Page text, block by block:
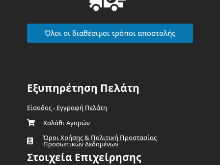
Όλοι οι διαθέσιμοι τρόποι αποστολής
Εξυπηρέτηση Πελάτη
Είσοδος - Εγγραφή Πελάτη
Καλάθι Αγορών
Όροι Χρήσης & Πολιτική Προστασίας
Προσωπικών Δεδομένων
Στοιχεία Επιχείρησης